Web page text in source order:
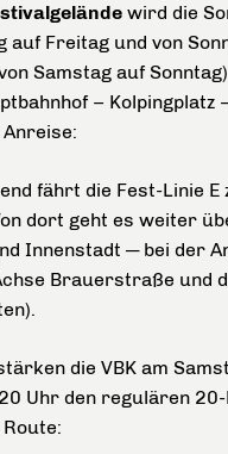
wird die
auf Freitag und von
Samstag auf
–
fährt die Fest-Linie
dort geht es weiter
Innenstadt ─ bei der
Brauerstraße und
die VBK am
Uhr den regulären